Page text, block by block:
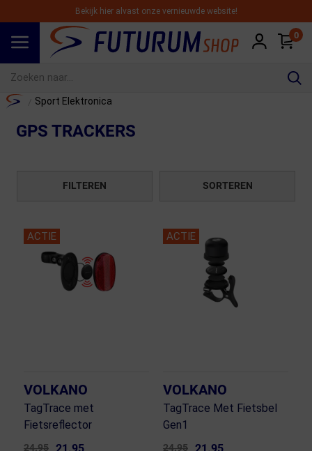
Bekijk hier alvast onze vernieuwde website!
0
Home Sport Elektronica
GPS TRACKERS
FILTEREN SORTEREN
ACTIE
VOLKANO
TagTrace met
Fietsreflector
24.95
ACTIE
VOLKANO
TagTrace Met Fietsbel
Gen1
24.95